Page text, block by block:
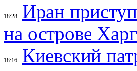
18:28
Иран
на острове Харг
18:16
Киевский